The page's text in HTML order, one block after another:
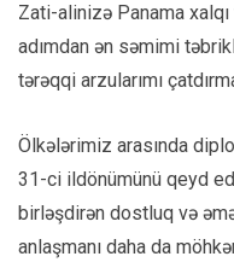
Zati-alinizə Panama
adımdan ən səmimi
tərəqqi arzularımı
Ölkələrimiz arasında
31-ci ildönümünü qeyd
birləşdirən dostluq və
anlaşmanı daha da